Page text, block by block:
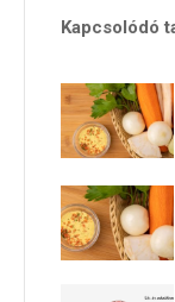
Kapcsolódó